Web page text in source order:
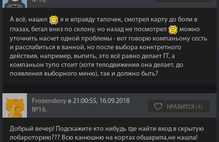
А всё, нашел
я и вправду тапочек, смотрел карту до боли в
глазах, бегал вниз по склону, но назад не посмотрел
можно
уточнить насчет одной проблемы - вот говорю компаньону сесть
и расслабиться в ванной, но после выбора конктретного
действия, например, выпить, это всё равно делает ГГ, а
компаньон тупо стоит (хотя телодвижения она делает, до
появления выборного меню), так и должно быть?
Frozendeny в 21:00:55, 16.09.2018
№16, НРАВИТСЯ (1)
Добрый вечер! Подскажите кто нибудь где найти вход в скрытую
лобароторию??? Всю канюшню на кортах обшарила,не нашла!